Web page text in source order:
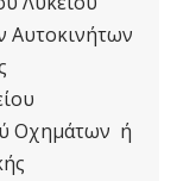
Αυτοκινήτων
Οχημάτων ή